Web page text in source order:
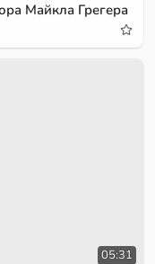
Майкла Грегера
05:31